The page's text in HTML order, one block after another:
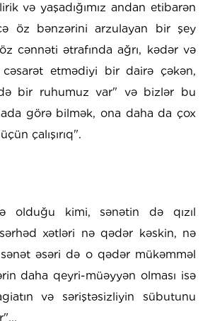
və yaşadığımız andan etibarən
öz bənzərini arzulayan bir şey
cənnəti ətrafında ağrı, kədər və
etmədiyi bir dairə çəkən,
bir ruhumuz var" və bizlər bu
görə bilmək, ona daha da çox
çalışırıq".
olduğu kimi, sənətin də qızıl
xətləri nə qədər kəskin, nə
əsəri də o qədər mükəmməl
daha qeyri-müəyyən olması isə
və səriştəsizliyin sübutunu